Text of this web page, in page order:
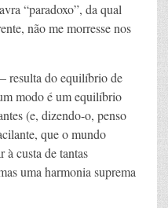
“paradoxo”, da qual
não me morresse nos
do equilíbrio de
modo é um equilíbrio
(e, dizendo-o, penso
que o mundo
à custa de tantas
uma harmonia suprema